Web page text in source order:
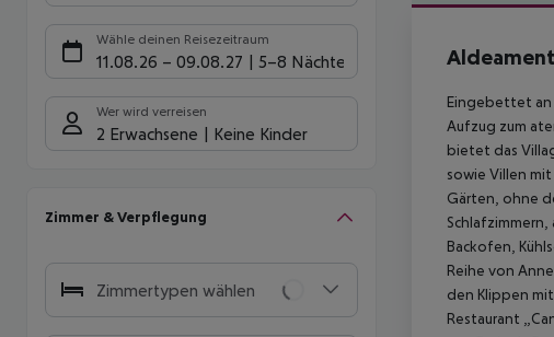
Wähle deinen Reisezeitraum
11.08.26 – 09.08.27 5-8 Nächte
Wer wird verreisen
2 Erwachsene Keine Kinder
Zimmer & Verpflegung
Zimmertypen wählen
Eingebettet an
Aufzug zum
bietet das
sowie Villen
Gärten, ohne
Backofen,
Reihe von
den Klippen
Restaurant